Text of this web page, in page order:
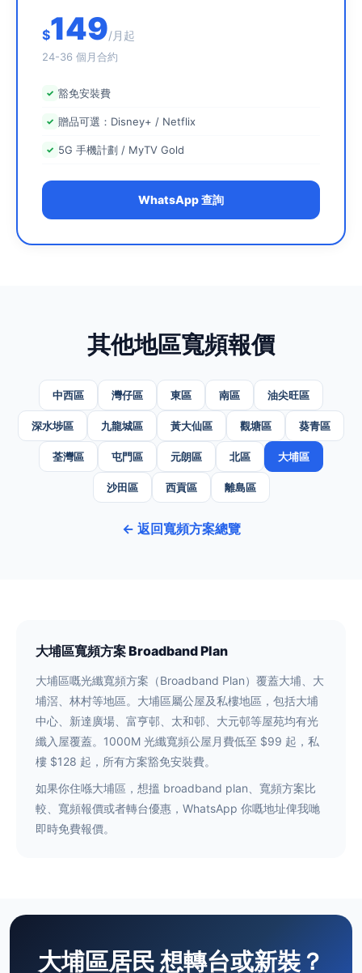
$149/月起
24-36 個月合約
豁免安裝費
贈品可選：Disney+ / Netflix
5G 手機計劃 / MyTV Gold
WhatsApp 查詢
其他地區寬頻報價
中西區 灣仔區 東區 南區 油尖旺區
深水埗區 九龍城區 黃大仙區 觀塘區 葵青區
荃灣區 屯門區 元朗區 北區 大埔區
沙田區 西貢區 離島區
← 返回寬頻方案總覽
大埔區寬頻方案 Broadband Plan
大埔區嘅光纖寬頻方案（Broadband Plan）覆蓋大埔、大
埔滘、林村等地區。大埔區屬公屋及私樓地區，包括大埔
中心、新達廣場、富亨邨、太和邨、大元邨等屋苑均有光
纖入屋覆蓋。1000M 光纖寬頻公屋月費低至 $99 起，私
樓 $128 起，所有方案豁免安裝費。
如果你住喺大埔區，想搵 broadband plan、寬頻方案比
較、寬頻報價或者轉台優惠，WhatsApp 你嘅地址俾我哋
即時免費報價。
大埔區居民 想轉台或新裝？